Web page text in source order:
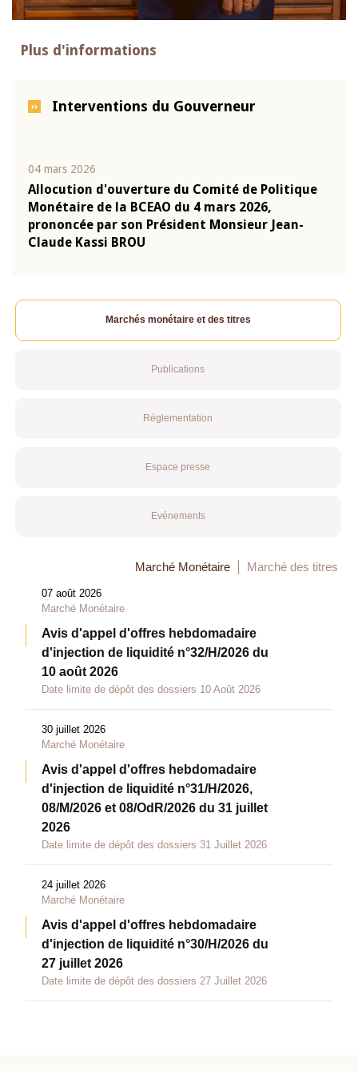
Plus d'informations
Interventions du Gouverneur
04 mars 2026
Allocution d'ouverture du Comité de Politique
Monétaire de la BCEAO du 4 mars 2026,
prononcée par son Président Monsieur Jean-
Claude Kassi BROU
Marchés monétaire et des titres
Publications
Réglementation
Espace presse
Evénements
Marché Monétaire Marché des titres
07 août 2026
Marché Monétaire
Avis d'appel d'offres hebdomadaire
d'injection de liquidité n°32/H/2026 du
10 août 2026
Date limite de dépôt des dossiers 10 Août 2026
30 juillet 2026
Marché Monétaire
Avis d'appel d'offres hebdomadaire
d'injection de liquidité n°31/H/2026,
08/M/2026 et 08/OdR/2026 du 31 juillet
2026
Date limite de dépôt des dossiers 31 Juillet 2026
24 juillet 2026
Marché Monétaire
Avis d'appel d'offres hebdomadaire
d'injection de liquidité n°30/H/2026 du
27 juillet 2026
Date limite de dépôt des dossiers 27 Juillet 2026